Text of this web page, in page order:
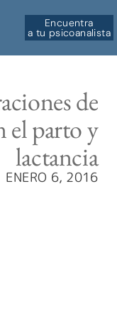
Encuentra
a tu psicoanalista
de
el parto y
lactancia
ENERO 6, 2016